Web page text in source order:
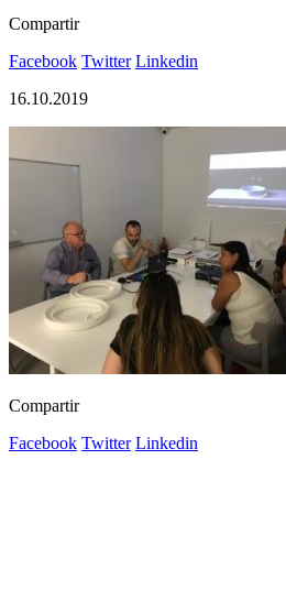
Compartir
Facebook Twitter Linkedin
16.10.2019
Compartir
Facebook Twitter Linkedin